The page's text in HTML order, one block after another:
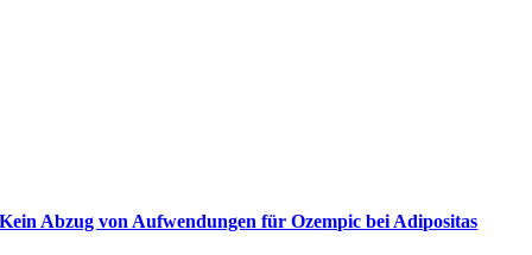
Kein Abzug von Aufwendungen für Ozempic bei Adipositas